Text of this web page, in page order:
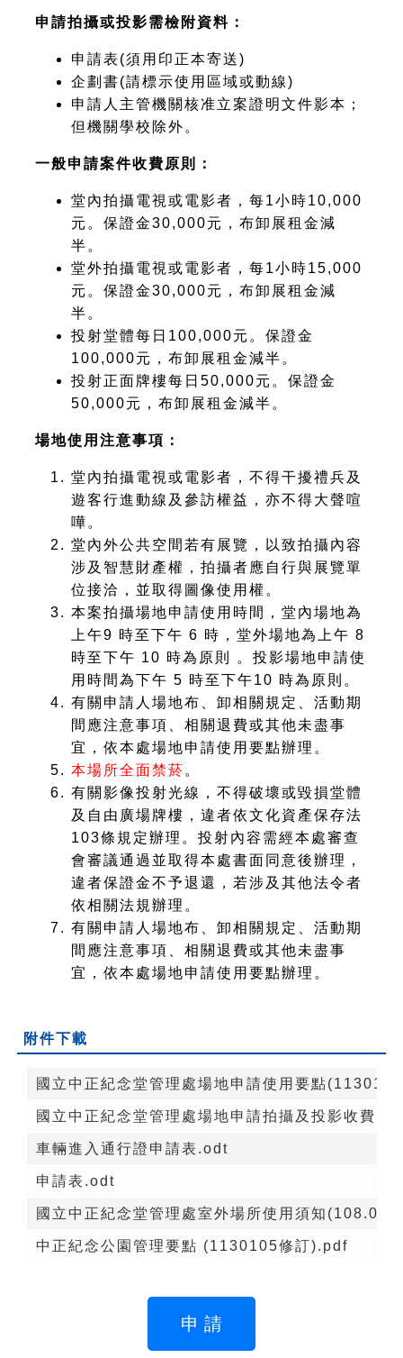
申請拍攝或投影需檢附資料：
申請表(須用印 正本寄送)
企劃書(請標示使用區域或動線)
申請人主管機關核准立案證明文件影本；
但機關學校除外。
一般申請案件收費原則：
堂內拍攝電視或電影者，每1小時10,000
元。保證金30,000元，布卸展租金減
半。
堂外拍攝電視或電影者，每1小時15,000
元。保證金30,000元，布卸展租金減
半。
投射堂體每日100,000元。保證金
100,000元，布卸展租金減半。
投射正面牌樓每日50,000元。保證金
50,000元，布卸展租金減半。
場地使用注意事項：
堂內拍攝電視或電影者，不得干擾禮兵及
遊客行進動線及參訪權益，亦不得大聲喧
嘩。
堂內外公共空間若有展覽，以致拍攝內容
涉及智慧財產權，拍攝者應自行與展覽單
位接洽，並取得圖像使用權。
本案拍攝場地申請使用時間，堂內場地為
上午9 時至下午 6 時，堂外場地為上午 8
時至下午 10 時為原則 。投影場地申請使
用時間為下午 5 時至下午10 時為原則。
有關申請人場地布、卸相關規定、活動期
間應注意事項、相關退費或其他未盡事
宜，依本處場地申請使用要點辦理。
本場所全面禁菸 。
有關影像投射光線，不得破壞或毀損堂體
及自由廣場牌樓，違者依文化資產保存法
103條規定辦理。投射內容需經本處審查
會審議通過並取得本處書面同意後辦理，
違者保證金不予退還，若涉及其他法令者
依相關法規辦理。
有關申請人場地布、卸相關規定、活動期
間應注意事項、相關退費或其他未盡事
宜，依本處場地申請使用要點辦理。
附件下載
國立中正紀念堂管理處場地申請使用要點
國立中正紀念堂管理處場地申請拍攝及投影收費
車輛進入通行證申請表.odt
申請表.odt
國立中正紀念堂管理處室外場所使用須知
中正紀念公園管理要點 (1130105修訂).pdf